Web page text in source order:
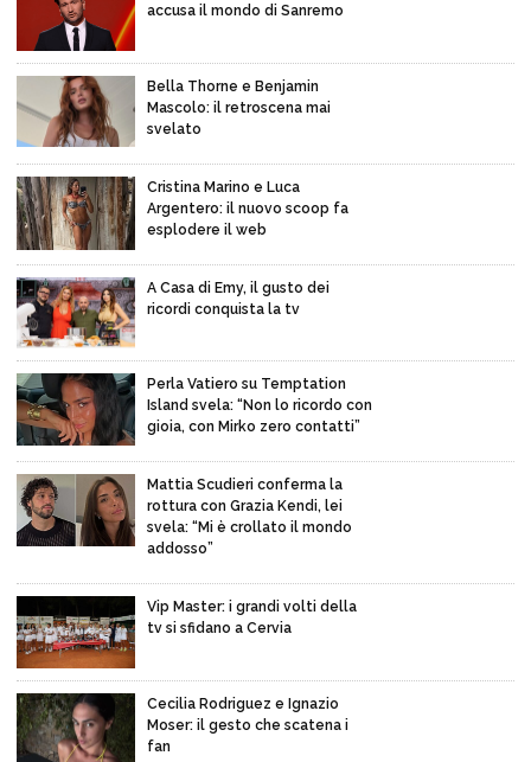
accusa il mondo di Sanremo
Bella Thorne e Benjamin
Mascolo: il retroscena mai
svelato
Cristina Marino e Luca
Argentero: il nuovo scoop fa
esplodere il web
A Casa di Emy, il gusto dei
ricordi conquista la tv
Perla Vatiero su Temptation
Island svela: “Non lo ricordo con
gioia, con Mirko zero contatti”
Mattia Scudieri conferma la
rottura con Grazia Kendi, lei
svela: “Mi è crollato il mondo
addosso”
Vip Master: i grandi volti della
tv si sfidano a Cervia
Cecilia Rodriguez e Ignazio
Moser: il gesto che scatena i
fan